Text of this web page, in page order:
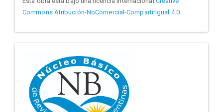
Commons Atribución-NoComercial-CompartirIgual 4.0.